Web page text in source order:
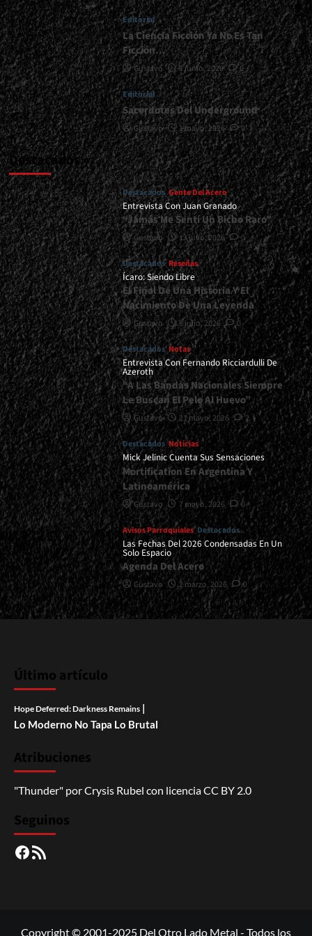
Sur
También
Existe</div>
Editorial
La Ciencia Ficción Ya No Es Tan
Ficción…
Gustavo 1 junio, 2026 0
Editorial
Sacerdotes Del Underground
Gustavo 1 mayo, 2026 0
Destacados
Destacados Gente Del Acero
Entrevista Con Juan Granado
“Jamás Me Sentí Un Bicho Raro”
Gustavo 13 julio, 2026 0
Destacados Reseñas
Ícaro: Siendo Libre
El Final De Una Historia Y El
Nacimiento De Una Leyenda
Gustavo 8 julio, 2026 0
Destacados Notas
Entrevista Con Fernando Ricciardulli De
Azeroth
“A Las Bandas Nacionales Siempre
Le Buscan El Pelo Al Huevo”
Gustavo 21 mayo, 2026 2
Destacados Noticias
Mick Jelinic Cuenta Sus Sensaciones
Mortification En Argentina Y
Latinoamérica
Gustavo 7 mayo, 2026 0
Avisos Parroquiales Destacados
Las Fechas Del 2026 Condensadas En Un
Solo Espacio
Agenda Del Acero
Gustavo 2 marzo, 2026 0
Último artículo
Hope Deferred: Darkness Remains |
Lo Moderno No Tapa Lo Brutal
Atribuciones
"Thunder" porCrysis Rubel con licenciaCC BY 2.0
Seguinos
Facebook
RSS
Copyright © 2001-2025 Del Otro Lado Metal - Todos los